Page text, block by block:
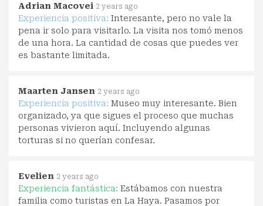
Adrian Macovei 2 years ago
Experiencia positiva: Interesante, pero no vale la
pena ir solo para visitarlo. La visita nos tomó menos
de una hora. La cantidad de cosas que puedes ver
es bastante limitada.
Maarten Jansen 2 years ago
Experiencia positiva: Museo muy interesante. Bien
organizado, ya que sigues el proceso que muchas
personas vivieron aquí. Incluyendo algunas
torturas si no querían confesar.
Evelien 2 years ago
Experiencia fantástica: Estábamos con nuestra
familia como turistas en La Haya. Pasamos por